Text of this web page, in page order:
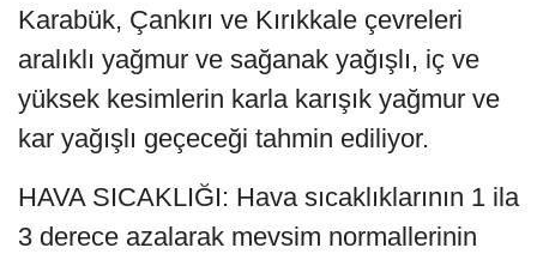
Karabük, Çankırı ve Kırıkkale çevreleri
aralıklı yağmur ve sağanak yağışlı, iç ve
yüksek kesimlerin karla karışık yağmur ve
kar yağışlı geçeceği tahmin ediliyor.
HAVA SICAKLIĞI: Hava sıcaklıklarının 1 ila
3 derece azalarak mevsim normallerinin